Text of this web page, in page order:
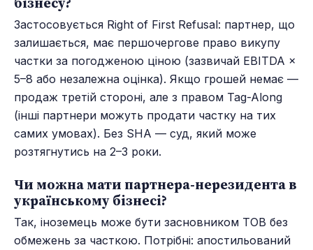
Застосовується Right of First Refusal: партнер, що
залишається, має першочергове право викупу
частки за погодженою ціною (зазвичай EBITDA ×
5–8 або незалежна оцінка). Якщо грошей немає —
продаж третій стороні, але з правом Tag-Along
(інші партнери можуть продати частку на тих
самих умовах). Без SHA — суд, який може
розтягнутись на 2–3 роки.
Чи можна мати партнера-нерезидента в
українському бізнесі?
Так, іноземець може бути засновником ТОВ без
обмежень за часткою. Потрібні: апостильований